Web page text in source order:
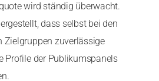
wird ständig überwacht.
dass selbst bei den
Zielgruppen zuverlässige
Profile der Publikumspanels